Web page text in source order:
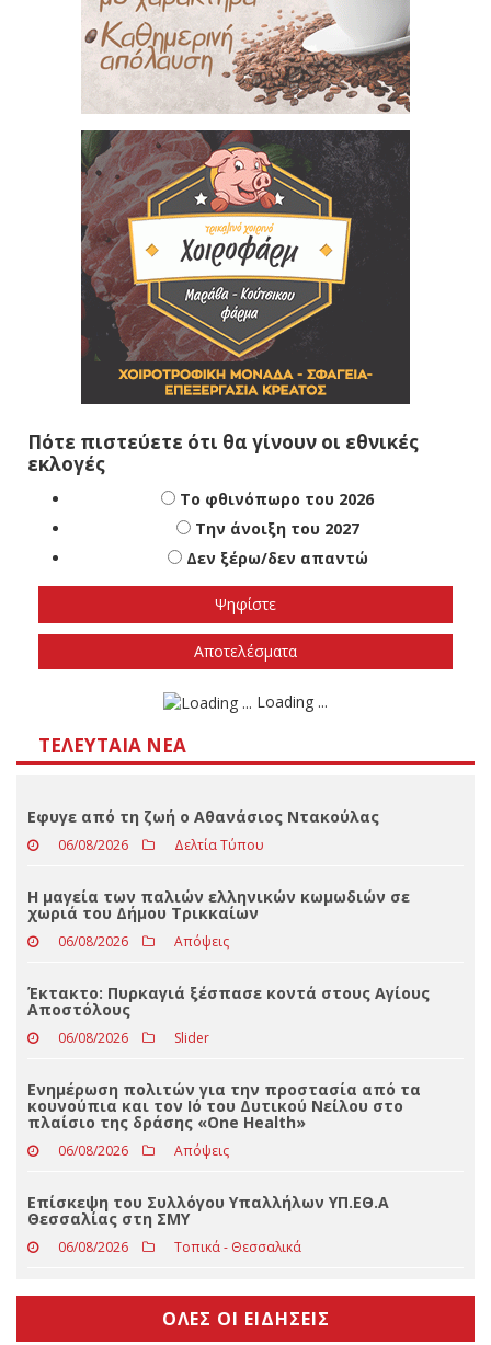
Πότε πιστεύετε ότι θα γίνουν οι εθνικές
εκλογές
Το φθινόπωρο του 2026
Την άνοιξη του 2027
Δεν ξέρω/δεν απαντώ
ΤΕΛΕΥΤΑΊΑ ΝΈΑ
Εφυγε από τη ζωή ο Αθανάσιος Ντακούλας
06/08/2026 Δελτία Τύπου
Η μαγεία των παλιών ελληνικών κωμωδιών σε
χωριά του Δήμου Τρικκαίων
06/08/2026 Απόψεις
Έκτακτο: Πυρκαγιά ξέσπασε κοντά στους Αγίους
Αποστόλους
06/08/2026 Slider
κουνούπια και τον Ιό του Δυτικού Νείλου στο
πλαίσιο της δράσης «One Health»
06/08/2026 Απόψεις
Επίσκεψη του Συλλόγου Υπαλλήλων ΥΠ.ΕΘ.Α
Θεσσαλίας στη ΣΜΥ